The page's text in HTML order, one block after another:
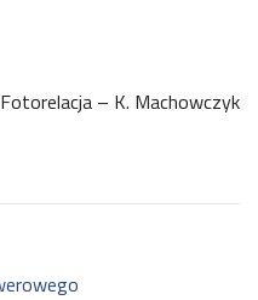
Fotorelacja – K. Machowczyk